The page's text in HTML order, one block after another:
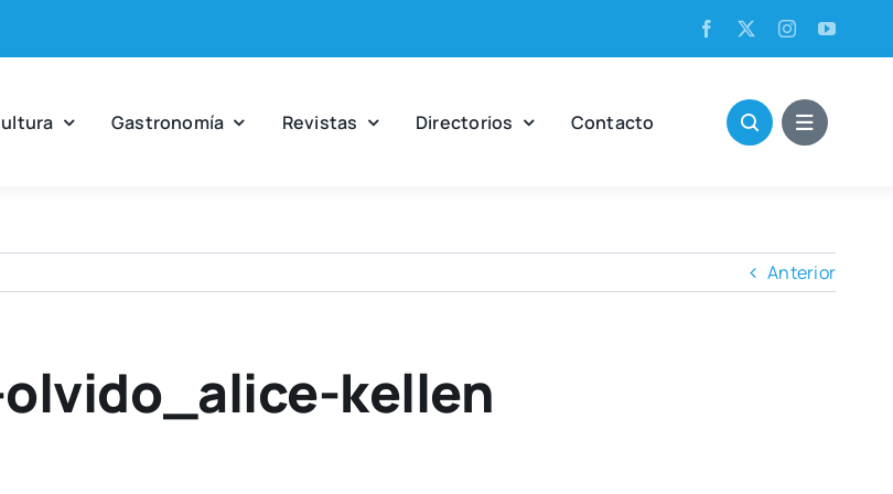
Gas­tro­no­mía Revis­tas Direc­to­rios Con­tac­to
Anterior
kellen